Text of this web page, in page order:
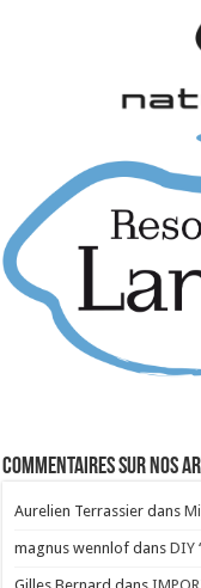
Commentaires sur nos
Aurelien Terrassier dans
magnus wennlof dansDIY